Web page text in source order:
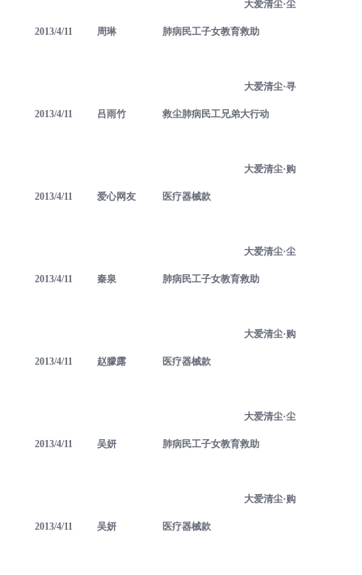
2013/4/11 周琳
大爱清尘·尘
肺病民工子女教育救助
2013/4/11 吕雨竹
大爱清尘·寻
救尘肺病民工兄弟大行动
2013/4/11 爱心网友
大爱清尘·购
医疗器械款
2013/4/11 秦泉
大爱清尘·尘
肺病民工子女教育救助
2013/4/11 赵朦露
大爱清尘·购
医疗器械款
2013/4/11 吴妍
大爱清尘·尘
肺病民工子女教育救助
2013/4/11 吴妍
大爱清尘·购
医疗器械款